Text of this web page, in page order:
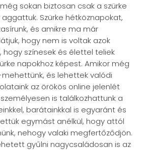
sokan biztosan csak a szürke
Szürke hétköznapokat,
és amikre ma már
hogy nem is voltak azok
hogy színesek és élettel teliek
napokhoz képest. Amikor még
és lehettek valódi
az örökös online jelenlét
is találkozhattunk a
barátainkkal is egyaránt és
egymást anélkül, hogy attól
nehogy valaki megfertőződjön.
gyűlni nagycsaládosan is az